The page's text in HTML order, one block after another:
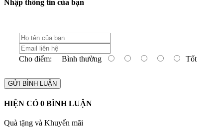
Nhập thông tin của bạn
Cho điểm: Bình thường Tốt
GỬI BÌNH LUẬN
HIỆN CÓ 0 BÌNH LUẬN
Quà tặng và Khuyến mãi